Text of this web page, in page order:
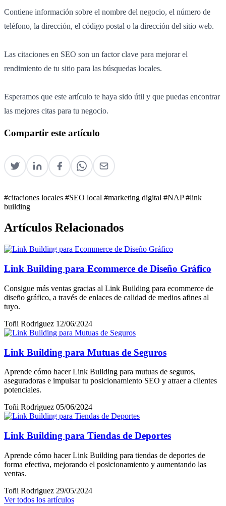
Contiene información sobre el nombre del negocio, el número de
teléfono, la dirección, el código postal o la dirección del sitio web.
Las citaciones en SEO son un factor clave para mejorar el
rendimiento de tu sitio para las búsquedas locales.
Esperamos que este artículo te haya sido útil y que puedas encontrar
las mejores citas para tu negocio.
Compartir este artículo
#citaciones locales #SEO local #marketing digital #NAP#link
building
Artículos Relacionados
Link Building para Ecommerce de Diseño Gráfico
Consigue más ventas gracias al Link Building para ecommerce de
diseño gráfico, a través de enlaces de calidad de medios afines al
tuyo.
Toñi Rodriguez 12/06/2024
Link Building para Mutuas de Seguros
Aprende cómo hacer Link Building para mutuas de seguros,
aseguradoras e impulsar tu posicionamiento SEO y atraer a clientes
potenciales.
Toñi Rodriguez 05/06/2024
Link Building para Tiendas de Deportes
Aprende cómo hacer Link Building para tiendas de deportes de
forma efectiva, mejorando el posicionamiento y aumentando las
ventas.
Toñi Rodriguez 29/05/2024
Ver todos los artículos